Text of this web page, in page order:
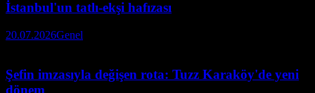
İstanbul'un tatlı-ekşi hafızası
20.07.2026Genel
Şefin imzasıyla değişen rota: Tuzz Karaköy'de yeni